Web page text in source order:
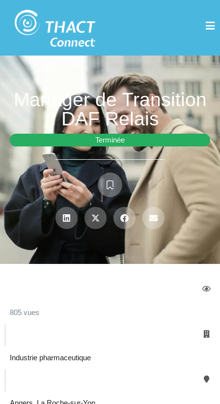
Manager de Transition
DAF Relais
Terminée
805 vues
Industrie pharmaceutique